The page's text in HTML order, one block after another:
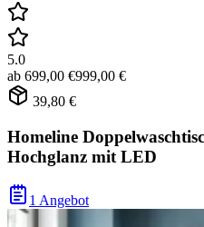
5.0
ab 699,00 €999,00 €
39,80 €
Homeline
Hochglanz mit LED
1 Angebot